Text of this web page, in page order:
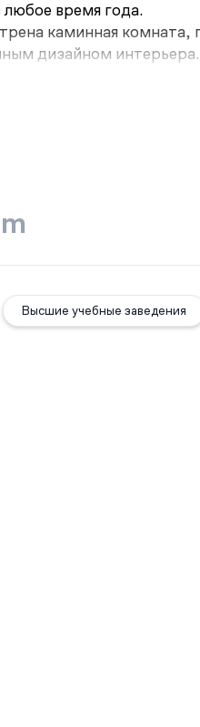
время года.
каминная комната,
дизайном
Высшие учебные заведения